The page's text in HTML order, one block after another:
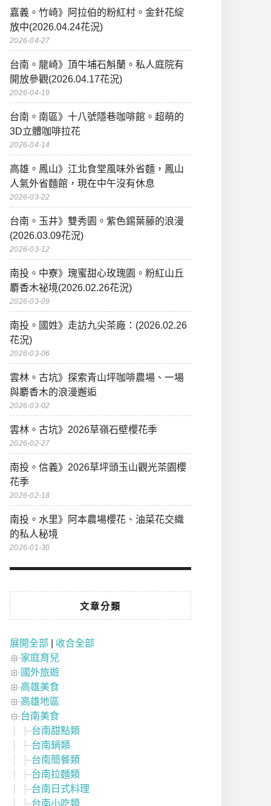
嘉義。竹崎》阿拉伯的粉紅村。金針花綻
放中(2026.04.24花況)
2026-04-27
台南。龍崎》頂牛埔石斛蘭。私人庭院有
開放參觀(2026.04.17花況)
2026-04-19
台南。南區》十八號隱巷咖啡館。超萌的
3D立體咖啡拉花
2026-04-14
高雄。鳳山》江北食堂風味外省麵，鳳山
人氣外省麵館，現在中午沒有休息
2026-03-22
台南。玉井》雙秀園。紫色錫葉藤的浪漫
(2026.03.09花況)
2026-03-12
南投。中寮》瑰蜜甜心玫瑰園。粉紅山丘
麝香木祕境(2026.02.26花況)
2026-03-09
南投。國姓》走訪九尖茶廠：(2026.02.26
花況)
2026-03-06
雲林。古坑》探索青山坪咖啡農場、一場
與麝香木的浪漫邂逅
2026-03-02
雲林。古坑》2026草嶺石壁櫻花季
2026-02-27
南投。信義》2026草坪頭玉山觀光茶園櫻
花季
2026-02-18
南投。水里》阿本農場櫻花、油菜花交織
的私人秘境
2026-01-30
文章分類
展開全部
收合全部
家庭育兒
國外旅遊
高雄美食
高雄地區
台南美食
台南甜點類
台南鍋類
台南簡餐類
台南拉麵類
台南日式料理
台南小吃類